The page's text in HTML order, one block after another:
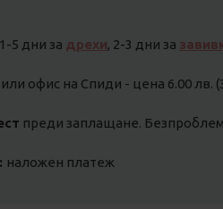
1-5 дни за дрехи, 2-3 дни за
офис на Спиди - цена 6.00 лв.
преди заплащане.
наложен платеж